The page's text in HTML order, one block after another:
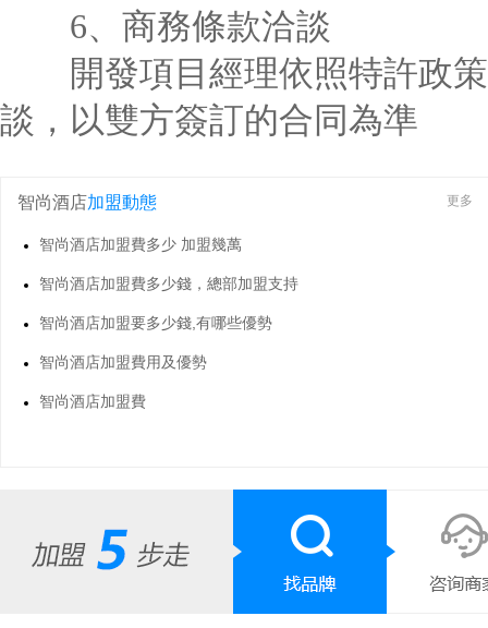
6、商務條款洽談
開發項目經理依照特許政策
談，以雙方簽訂的合同為準
智尚酒店加盟動態 更多
智尚酒店加盟費多少 加盟幾萬
智尚酒店加盟費多少錢，總部加盟支持
智尚酒店加盟要多少錢,有哪些優勢
智尚酒店加盟費用及優勢
智尚酒店加盟費